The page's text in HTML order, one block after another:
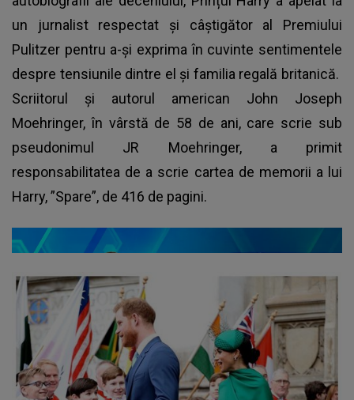
un jurnalist respectat și câștigător al Premiului
Pulitzer pentru a-și exprima în cuvinte sentimentele
despre tensiunile dintre el și familia regală britanică.
Scriitorul și autorul american John Joseph
Moehringer, în vârstă de 58 de ani, care scrie sub
pseudonimul JR Moehringer, a primit
responsabilitatea de a scrie cartea de memorii a lui
Harry, ”Spare”, de 416 de pagini.